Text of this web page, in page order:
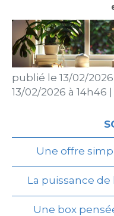
publié le 13/02/
13/02/2026 à 14h46
Une offre
La puissance
Une box